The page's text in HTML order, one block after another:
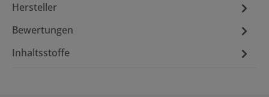
Hersteller
Bewertungen
Inhaltsstoffe